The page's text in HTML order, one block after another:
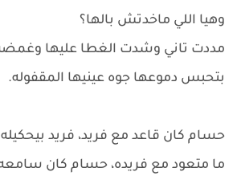
وهيا اللي ماخدتش بالها؟
مددت تاني وشدت الغطا عليها
بتحبس دموعها جوه عينيها المقفوله.
حسام كان قاعد مع فريد، فريد
ما متعود مع فريده، حسام كان